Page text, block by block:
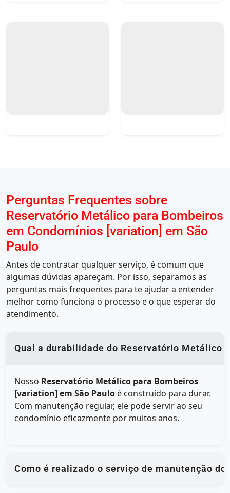
Perguntas Frequentes sobre
Reservatório Metálico para Bombeiros
em Condomínios [variation] em São
Paulo
Antes de contratar qualquer serviço, é comum que
algumas dúvidas apareçam. Por isso, separamos as
perguntas mais frequentes para te ajudar a entender
melhor como funciona o processo e o que esperar do
atendimento.
Qual a durabilidade do Reservatório Metálico
Nosso Reservatório Metálico para Bombeiros
[variation] em São Paulo é construído para durar.
Com manutenção regular, ele pode servir ao seu
condomínio eficazmente por muitos anos.
Como é realizado o serviço de manutenção